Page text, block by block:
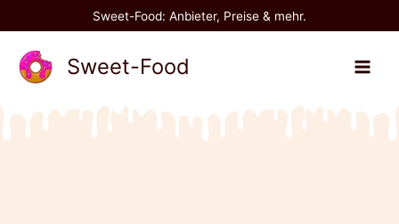
Inhalt
springen
Sweet-Food: Anbieter, Preise & mehr.
Sweet-Food